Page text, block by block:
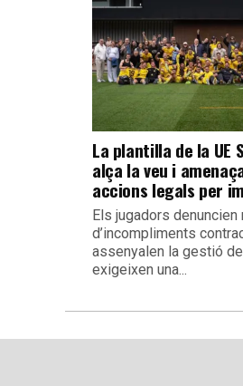
La plantilla de la UE
alça la veu i
accions legals per
Els jugadors denuncien
d’incompliments
assenyalen la gestió
exigeixen una...